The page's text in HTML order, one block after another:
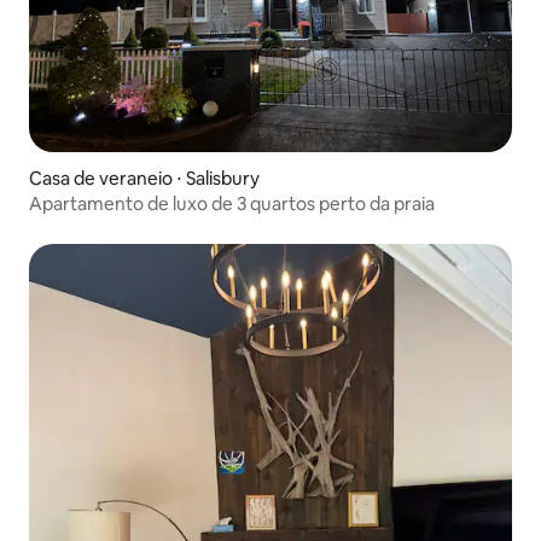
Casa de veraneio ⋅ Salisbury
Apartamento de luxo de 3 quartos perto da praia